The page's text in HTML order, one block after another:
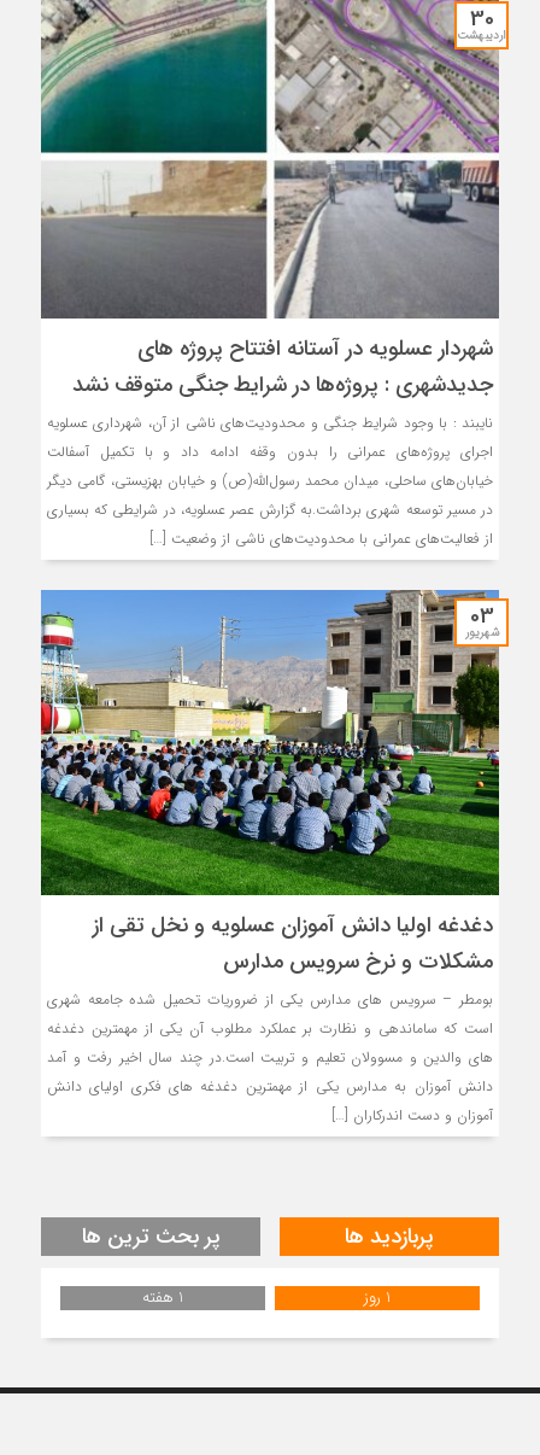
30
اردیبهشت
شهردار عسلویه در آستانه افتتاح پروژه های
جديدشهری : پروژه‌ها در شرایط جنگی متوقف نشد
نایبند : با وجود شرایط جنگی و محدودیت‌های ناشی از آن، شهرداری عسلویه
اجرای پروژه‌های عمرانی را بدون وقفه ادامه داد و با تکمیل آسفالت
خیابان‌های ساحلی، میدان محمد رسول‌الله(ص) و خیابان بهزیستی، گامی دیگر
در مسیر توسعه شهری برداشت.به گزارش عصر عسلویه، در شرایطی که بسیاری
از فعالیت‌های عمرانی با محدودیت‌های ناشی از وضعیت […]
03
شهریور
دغدغه اولیا دانش آموزان عسلویه و نخل تقی از
مشکلات و نرخ سرویس مدارس
بومطر – سرويس هاي مدارس يكي از ضروريات تحميل شده جامعه شهری
است كه ساماندهي و نظارت بر عملكرد مطلوب آن يكي از مهمترين دغدغه
هاي والدين و مسوولان تعليم و تربيت است.در چند سال اخير رفت و آمد
دانش آموزان به مدارس يكي از مهمترين دغدغه هاي فكري اولياي دانش
آموزان و دست اندركاران […]
پربازدید ها پر بحث ترین ها
1 روز 1 هفته